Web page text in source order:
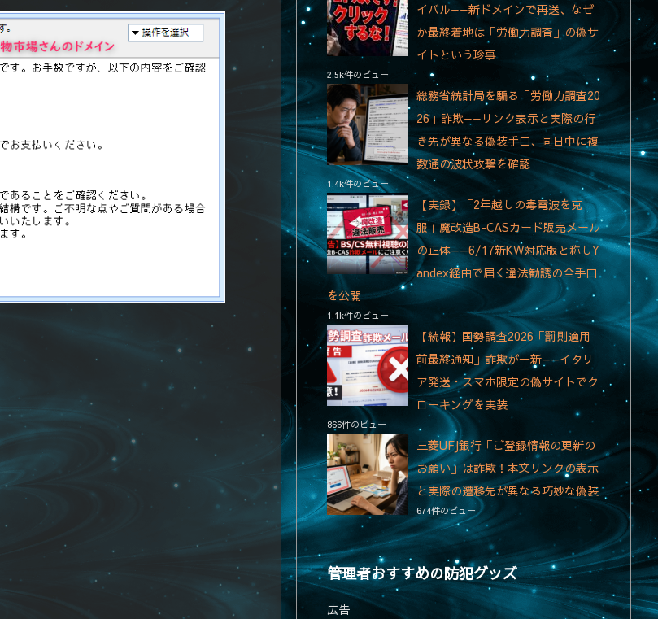
イバル——新ドメインで再送、なぜ
か最終着地は「労働力調査」の偽サ
イトという珍事
2.5k件のビュー
総務省統計局を騙る「労働力調査20
26」詐欺——リンク表示と実際の行
き先が異なる偽装手口、同日中に複
数通の波状攻撃を確認
1.4k件のビュー
【実録】「2年越しの毒電波を克
服」魔改造B-CASカード販売メール
の正体——6/17新KW対応版と称しY
andex経由で届く違法勧誘の全手口
を公開
1.1k件のビュー
【続報】国勢調査2026「罰則適用
前最終通知」詐欺が一新——イタリ
ア発送・スマホ限定の偽サイトでク
ローキングを実装
866件のビュー
三菱UFJ銀行「ご登録情報の更新の
お願い」は詐欺！本文リンクの表示
と実際の遷移先が異なる巧妙な偽装
674件のビュー
管理者おすすめの防犯グッズ
広告